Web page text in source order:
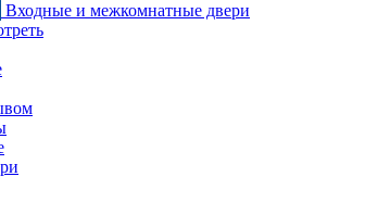
Входные и межкомнатные двери